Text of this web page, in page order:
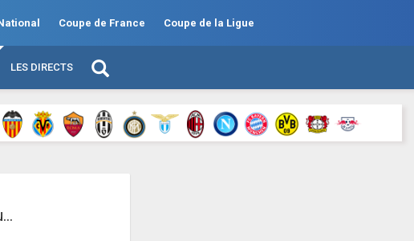
Coupe de France Coupe de la Ligue
LES DIRECTS